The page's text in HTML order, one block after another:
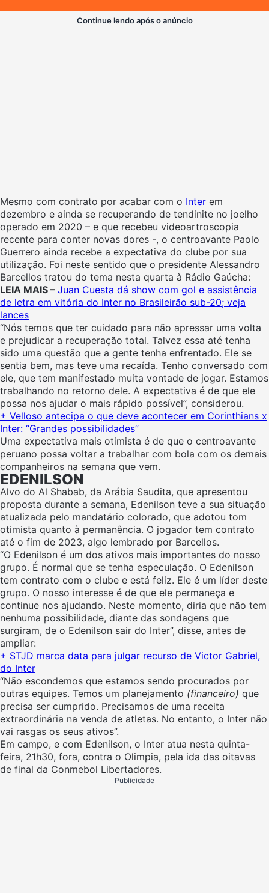
Continue lendo após o anúncio
Mesmo com contrato por acabar com o Inter em
dezembro e ainda se recuperando de tendinite no joelho
operado em 2020 – e que recebeu videoartroscopia
recente para conter novas dores -, o centroavante Paolo
Guerrero ainda recebe a expectativa do clube por sua
utilização. Foi neste sentido que o presidente Alessandro
Barcellos tratou do tema nesta quarta à Rádio Gaúcha:
LEIA MAIS – Juan Cuesta dá show com gol e assistência
de letra em vitória do Inter no Brasileirão sub-20; veja
lances
“Nós temos que ter cuidado para não apressar uma volta
e prejudicar a recuperação total. Talvez essa até tenha
sido uma questão que a gente tenha enfrentado. Ele se
sentia bem, mas teve uma recaída. Tenho conversado com
ele, que tem manifestado muita vontade de jogar. Estamos
trabalhando no retorno dele. A expectativa é de que ele
possa nos ajudar o mais rápido possível”, considerou.
+ Velloso antecipa o que deve acontecer em Corinthians x
Inter: “Grandes possibilidades”
Uma expectativa mais otimista é de que o centroavante
peruano possa voltar a trabalhar com bola com os demais
companheiros na semana que vem.
EDENILSON
Alvo do Al Shabab, da Arábia Saudita, que apresentou
proposta durante a semana, Edenilson teve a sua situação
atualizada pelo mandatário colorado, que adotou tom
otimista quanto à permanência. O jogador tem contrato
até o fim de 2023, algo lembrado por Barcellos.
“O Edenilson é um dos ativos mais importantes do nosso
grupo. É normal que se tenha especulação. O Edenilson
tem contrato com o clube e está feliz. Ele é um líder deste
grupo. O nosso interesse é de que ele permaneça e
continue nos ajudando. Neste momento, diria que não tem
nenhuma possibilidade, diante das sondagens que
surgiram, de o Edenilson sair do Inter”, disse, antes de
ampliar:
+ STJD marca data para julgar recurso de Victor Gabriel,
do Inter
“Não escondemos que estamos sendo procurados por
outras equipes. Temos um planejamento (financeiro) que
precisa ser cumprido. Precisamos de uma receita
extraordinária na venda de atletas. No entanto, o Inter não
vai rasgas os seus ativos”.
Em campo, e com Edenilson, o Inter atua nesta quinta-
feira, 21h30, fora, contra o Olimpia, pela ida das oitavas
de final da Conmebol Libertadores.
Publicidade